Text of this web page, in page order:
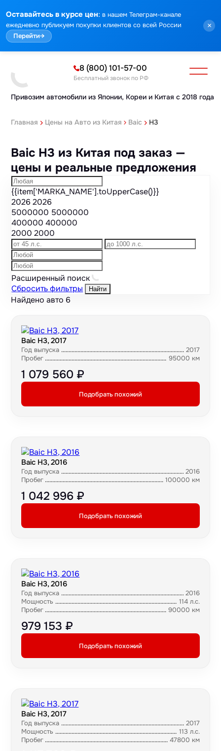
Оставайтесь в курсе цен: в нашем Телеграм-канале
ежедневно публикуем покупки клиентов со всей России
Перейти→
×
Привозим автомобили из Японии, Кореи и Китая с 2018 года
8 (800) 101-57-00
Бесплатный звонок по РФ
Главная Цены на Авто из Китая Baic H3
Baic H3 из Китая под заказ —
цены и реальные предложения
{{item['MARKA_NAME'].toUpperCase()}}
20262026
5000000 5000000
400000400000
20002000
Расширенный поиск
Сбросить фильтры
Найти
Найдено авто 6
Baic H3, 2017
Год выпуска
2017
Пробег
95000 км
1 079 560 ₽
Подобрать похожий
Baic H3, 2016
Год выпуска
2016
Пробег
100000 км
1 042 996 ₽
Подобрать похожий
Baic H3, 2016
Год выпуска
2016
Мощность
114 л.с.
Пробег
90000 км
979 153 ₽
Подобрать похожий
Baic H3, 2017
Год выпуска
2017
Мощность
113 л.с.
Пробег
47800 км